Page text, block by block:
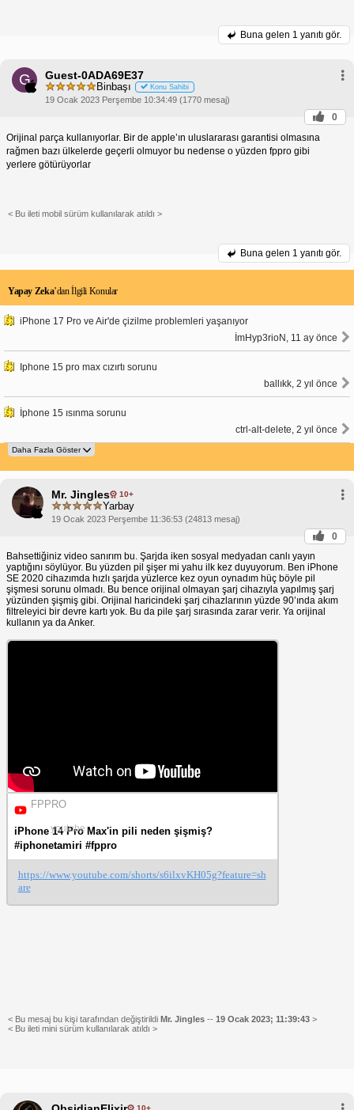
Buna gelen 1 yanıtı gör.
G Guest-0ADA69E37
Binbaşı Konu Sahibi
19 Ocak 2023 Perşembe 10:34:49 (1770 mesaj)
0
Orijinal parça kullanıyorlar. Bir de apple’ın uluslararası garantisi olmasına
rağmen bazı ülkelerde geçerli olmuyor bu nedense o yüzden fppro gibi
yerlere götürüyorlar
< Bu ileti mobil sürüm kullanılarak atıldı >
Buna gelen 1 yanıtı gör.
Yapay Zeka’dan İlgili Konular
iPhone 17 Pro ve Air'de çizilme problemleri yaşanıyor
İmHyp3rioN, 11 ay önce
Iphone 15 pro max cızırtı sorunu
ballıkk, 2 yıl önce
İphone 15 ısınma sorunu
ctrl-alt-delete, 2 yıl önce
Mr. Jingles 10+
Yarbay
19 Ocak 2023 Perşembe 11:36:53 (24813 mesaj)
0
Bahsettiğiniz video sanırım bu. Şarjda iken sosyal medyadan canlı yayın
yaptığını söylüyor. Bu yüzden pil şişer mi yahu ilk kez duyuyorum. Ben iPhone
SE 2020 cihazımda hızlı şarjda yüzlerce kez oyun oynadım hüç böyle pil
şişmesi sorunu olmadı. Bu bence orijinal olmayan şarj cihazıyla yapılmış şarj
yüzünden şişmiş gibi. Orijinal haricindeki şarj cihazlarının yüzde 90’ında akım
filtreleyici bir devre kartı yok. Bu da pile şarj sırasında zarar verir. Ya orijinal
kullanın ya da Anker.
FPPRO
youtube
iPhone 14 Pro Max'in pili neden şişmiş?
#iphonetamiri #fppro
https://www.youtube.com/shorts/s6ilxvKH05g?feature=sh
are
< Bu mesaj bu kişi tarafından değiştirildi Mr. Jingles -- 19 Ocak 2023; 11:39:43 >
< Bu ileti mini sürüm kullanılarak atıldı >
10+